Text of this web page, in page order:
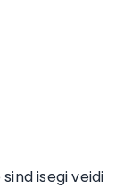
isegi veidi